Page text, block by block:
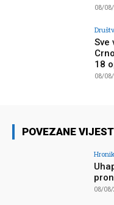
08/
Sve
18
08/
POVEZANE
08/